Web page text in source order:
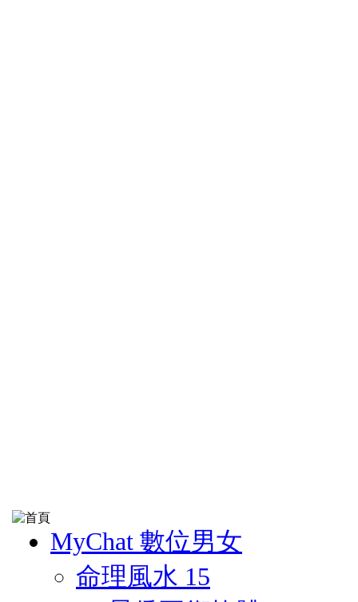
MyChat 數位男女
命理風水 15